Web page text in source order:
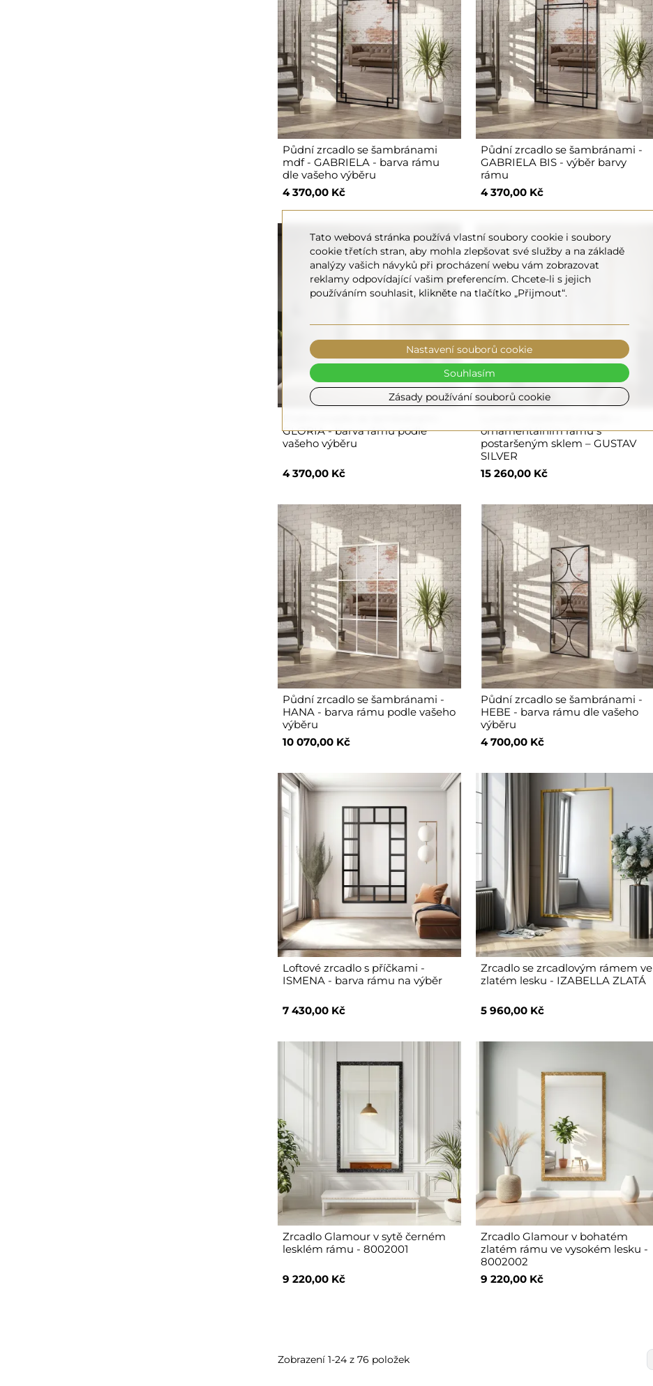
Půdní zrcadlo se šambránami
mdf - GABRIELA - barva rámu
dle vašeho výběru
4 370,00 Kč
Půdní zrcadlo se šambránami -
GABRIELA BIS - výběr barvy
rámu
4 370,00 Kč
GLORIA - barva rámu podle
vašeho výběru
4 370,00 Kč
ornamentálním rámu s
postaršeným sklem – GUSTAV
SILVER
15 260,00 Kč
Půdní zrcadlo se šambránami -
HANA - barva rámu podle vašeho
výběru
10 070,00 Kč
Půdní zrcadlo se šambránami -
HEBE - barva rámu dle vašeho
výběru
4 700,00 Kč
Loftové zrcadlo s příčkami -
ISMENA - barva rámu na výběr
7 430,00 Kč
Zrcadlo se zrcadlovým rámem ve
zlatém lesku - IZABELLA ZLATÁ
5 960,00 Kč
Zrcadlo Glamour v sytě černém
lesklém rámu - 8002001
9 220,00 Kč
Zrcadlo Glamour v bohatém
zlatém rámu ve vysokém lesku -
8002002
9 220,00 Kč
Zobrazení 1-24 z 76 položek
Tato webová stránka používá vlastní soubory cookie i soubory
cookie třetích stran, aby mohla zlepšovat své služby a na základě
analýzy vašich návyků při procházení webu vám zobrazovat
reklamy odpovídající vašim preferencím. Chcete-li s jejich
používáním souhlasit, klikněte na tlačítko „Přijmout“.
Zásady používání souborů cookie
Nastavení souborů cookie
Souhlasím